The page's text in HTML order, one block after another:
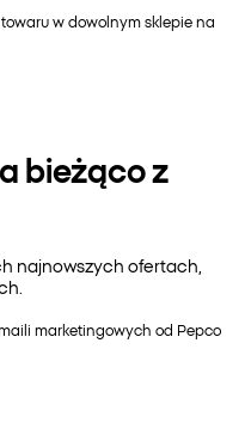
w dowolnym sklepie na
bieżąco z
najnowszych ofertach,
marketingowych od Pepco